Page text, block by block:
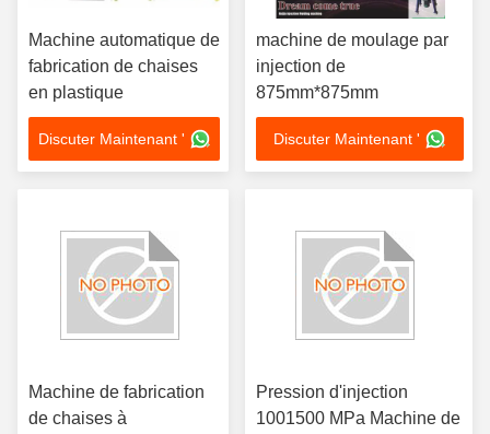
Machine automatique de
fabrication de chaises
en plastique
Discuter Maintenant '
machine de moulage par
injection de
875mm*875mm
Discuter Maintenant '
Machine de fabrication
de chaises à
Pression d'injection
1001500 MPa Machine de